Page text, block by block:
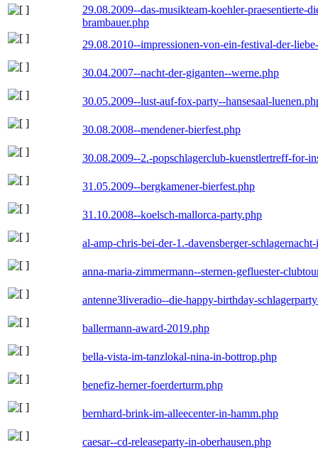
29.08.2009--das-musikteam-koehler-praesentierte-
brambauer.php
29.08.2010--impressionen-von-ein-festival-der-
30.04.2007--nacht-der-giganten--werne.php
30.05.2009--lust-auf-fox-party--hansesaal-
30.08.2008--mendener-bierfest.php
30.08.2009--2.-popschlagerclub-kuenstlertreff-for-
31.05.2009--bergkamener-bierfest.php
31.10.2008--koelsch-mallorca-party.php
al-amp-chris-bei-der-1.-davensberger-
anna-maria-zimmermann--sternen-gefluester-
antenne3liveradio--die-happy-birthday-
ballermann-award-2019.php
bella-vista-im-tanzlokal-nina-in-bottrop.php
benefiz-herner-foerderturm.php
bernhard-brink-im-alleecenter-in-hamm.php
caesar--cd-releaseparty-in-oberhausen.php